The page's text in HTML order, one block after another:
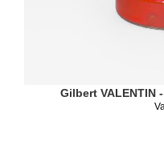
Gilbert VALENTIN